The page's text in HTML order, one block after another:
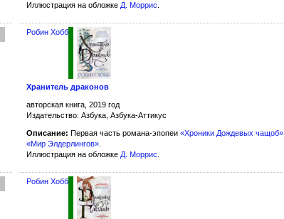
Иллюстрация на обложке Д. Моррис
Робин Хобб
Хранитель драконов
авторская книга, 2019 год
Издательство: Азбука, Азбука-Аттикус
Описание: Первая часть романа-эпопеи«Хроники Дождевых чащоб»
«Мир Элдерлингов»
Иллюстрация на обложке Д. Моррис
Робин Хобб